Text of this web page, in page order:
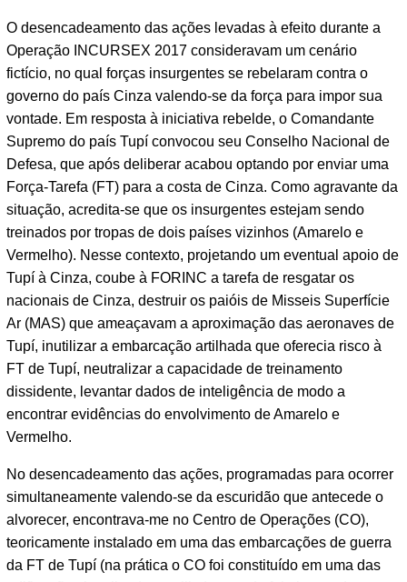
O desencadeamento das ações levadas à efeito durante a
Operação INCURSEX 2017 consideravam um cenário
fictício, no qual forças insurgentes se rebelaram contra o
governo do país Cinza valendo-se da força para impor sua
vontade. Em resposta à iniciativa rebelde, o Comandante
Supremo do país Tupí convocou seu Conselho Nacional de
Defesa, que após deliberar acabou optando por enviar uma
Força-Tarefa (FT) para a costa de Cinza. Como agravante da
situação, acredita-se que os insurgentes estejam sendo
treinados por tropas de dois países vizinhos (Amarelo e
Vermelho). Nesse contexto, projetando um eventual apoio de
Tupí à Cinza, coube à FORINC a tarefa de resgatar os
nacionais de Cinza, destruir os paióis de Misseis Superfície
Ar (MAS) que ameaçavam a aproximação das aeronaves de
Tupí, inutilizar a embarcação artilhada que oferecia risco à
FT de Tupí, neutralizar a capacidade de treinamento
dissidente, levantar dados de inteligência de modo a
encontrar evidências do envolvimento de Amarelo e
Vermelho.
No desencadeamento das ações, programadas para ocorrer
simultaneamente valendo-se da escuridão que antecede o
alvorecer, encontrava-me no Centro de Operações (CO),
teoricamente instalado em uma das embarcações de guerra
da FT de Tupí (na prática o CO foi constituído em uma das